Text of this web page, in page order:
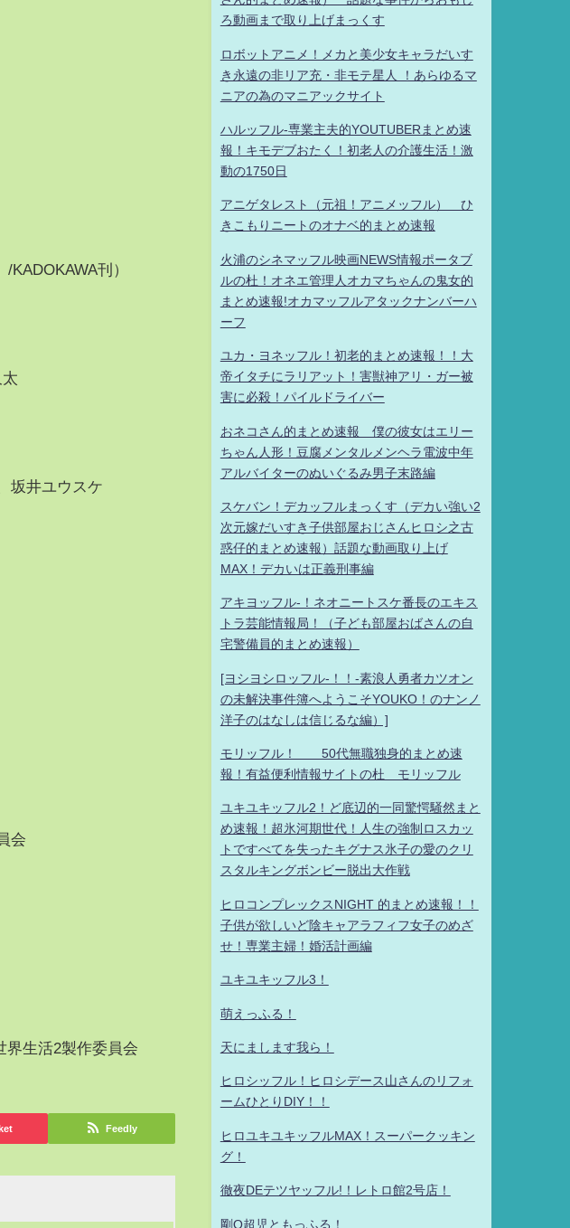
刊）
坂井ユウスケ
会
界生活2製作委員会
Feedly
ろ動画まで取り上げまっくす
ロボットアニメ！メカと美少女キャラだいす
き永遠の非リア充・非モテ星人 ！あらゆるマ
ニアの為のマニアックサイト
ハルッフル-専業主夫的YOUTUBERまとめ速
報！キモデブおたく！初老人の介護生活！激
動の1750日
アニゲタレスト（元祖！アニメッフル） ひ
きこもりニートのオナベ的まとめ速報
火浦のシネマッフル映画NEWS情報ポータブ
ルの杜！オネエ管理人オカマちゃんの鬼女的
まとめ速報!オカマッフルアタックナンバーハ
ーフ
ユカ・ヨネッフル！初老的まとめ速報！！大
帝イタチにラリアット！害獣神アリ・ガー被
害に必殺！パイルドライバー
おネコさん的まとめ速報 僕の彼女はエリー
ちゃん人形！豆腐メンタルメンヘラ電波中年
アルバイターのぬいぐるみ男子末路編
スケバン！デカッフルまっくす（デカい強い2
次元嫁だいすき子供部屋おじさんヒロシ之古
惑仔的まとめ速報）話題な動画取り上げ
MAX！デカいは正義刑事編
アキヨッフル-！ネオニートスケ番長のエキス
トラ芸能情報局！（子ども部屋おばさんの自
宅警備員的まとめ速報）
[ヨシヨシロッフル-！！-素浪人勇者カツオン
の未解決事件簿へようこそYOUKO！のナンノ
洋子のはなしは信じるな編）]
モリッフル！ 50代無職独身的まとめ速
報！有益便利情報サイトの杜 モリッフル
ユキユキッフル2！ど底辺的一同驚愕騒然まと
め速報！超氷河期世代！人生の強制ロスカッ
トですべてを失ったキグナス氷子の愛のクリ
スタルキングボンビー脱出大作戦
ヒロコンプレックスNIGHT 的まとめ速報！！
子供が欲しいど陰キャアラフィフ女子のめざ
せ！専業主婦！婚活計画編
ユキユキッフル3！
萌えっふる！
天にまします我ら！
ヒロシッフル！ヒロシデース山さんのリフォ
ームひとりDIY！！
ヒロユキユキッフルMAX！スーパークッキン
グ！
徹夜DEテツヤッフル!！レトロ館2号店！
剛Q超児ともっふる！